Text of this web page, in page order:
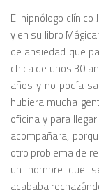
El hipnólogo clínico
y en su libro
de ansiedad que
chica de unos 30
años y no podía
hubiera mucha
oficina y para
acompañara,
otro problema de
un hombre que
acababa